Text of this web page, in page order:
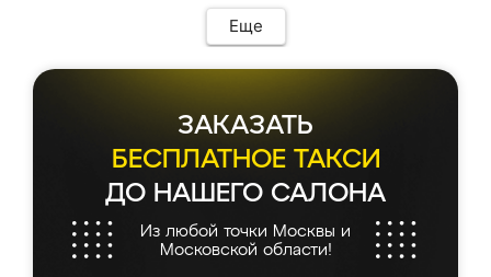
Еще
ЗАКАЗАТЬ
БЕСПЛАТНОЕ ТАКСИ
ДО НАШЕГО САЛОНА
Из любой точки Москвы и
Московской области!